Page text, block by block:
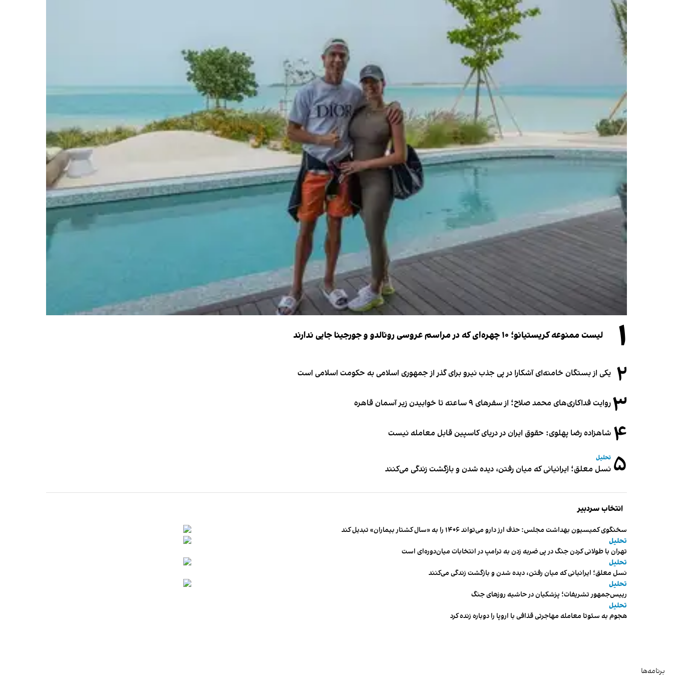
۱ لیست ممنوعه کریستیانو؛ ۱۰ چهره‌ای که در مراسم عروسی رونالدو و جورجینا جایی ندارند
۲ یکی از بستگان خامنه‌ای آشکارا در پی جذب نیرو برای گذر از جمهوری اسلامی به حکومت اسلامی است
۳روایت فداکاری‌های محمد صلاح؛ از سفرهای ۹ ساعته تا خوابیدن زیر آسمان قاهره
۴ شاهزاده رضا پهلوی: حقوق ایران در دریای کاسپین قابل معامله نیست
۵ تحلیل
نسل معلق؛ ایرانیانی که میان رفتن، دیده شدن و بازگشت زندگی می‌کنند
انتخاب سردبیر
سخنگوی کمیسیون بهداشت مجلس: حذف ارز دارو می‌تواند ۱۴۰۶ را به «سال کشتار بیماران» تبدیل کند
تحلیل
تهران با طولانی کردن جنگ در پی ضربه زدن به ترامپ در انتخابات میان‌دوره‌ای است
تحلیل
نسل معلق؛ ایرانیانی که میان رفتن، دیده شدن و بازگشت زندگی می‌کنند
تحلیل
رییس‌جمهور تشریفات؛ پزشکیان در حاشیه روزهای جنگ
تحلیل
هجوم به سئوتا معامله مهاجرتی قذافی با اروپا را دوباره زنده کرد
برنامه‌ها